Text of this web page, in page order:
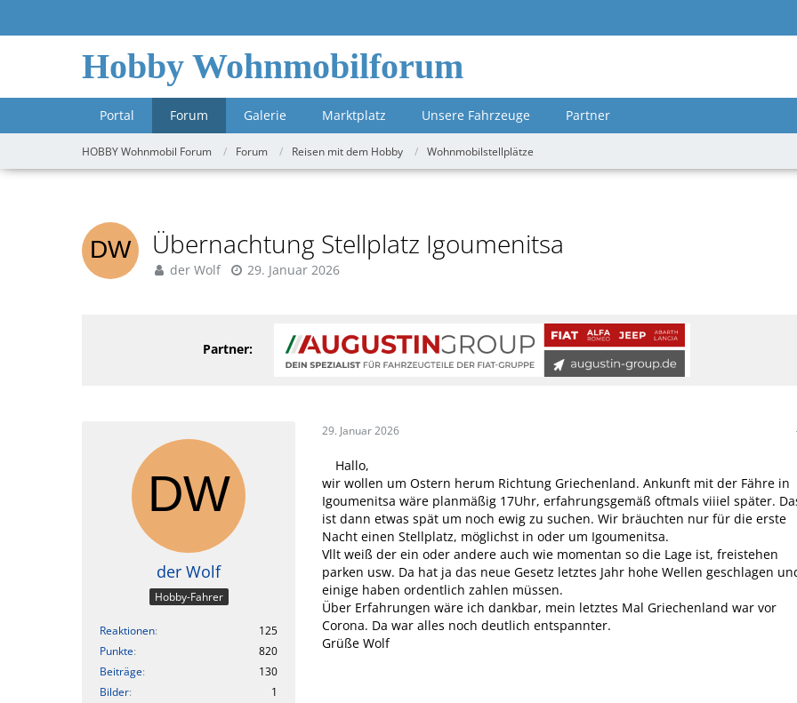
Hobby Wohnmobilforum
Portal Forum Galerie Marktplatz Unsere Fahrzeuge Partner
HOBBY Wohnmobil Forum Forum Reisen mit dem Hobby Wohnmobilstellplätze
Übernachtung Stellplatz Igoumenitsa
der Wolf 29. Januar 2026
Partner:
der Wolf
Hobby-Fahrer
Reaktionen
125
Punkte
820
Beiträge
130
Bilder
1
29. Januar 2026
Hallo,
wir wollen um Ostern herum Richtung Griechenland. Ankunft mit der Fähre in
Igoumenitsa wäre planmäßig 17Uhr, erfahrungsgemäß oftmals viiiel später.
ist dann etwas spät um noch ewig zu suchen. Wir bräuchten nur für die erste
Nacht einen Stellplatz, möglichst in oder um Igoumenitsa.
Vllt weiß der ein oder andere auch wie momentan so die Lage ist, freistehen
parken usw. Da hat ja das neue Gesetz letztes Jahr hohe Wellen geschlagen
einige haben ordentlich zahlen müssen.
Über Erfahrungen wäre ich dankbar, mein letztes Mal Griechenland war vor
Corona. Da war alles noch deutlich entspannter.
Grüße Wolf